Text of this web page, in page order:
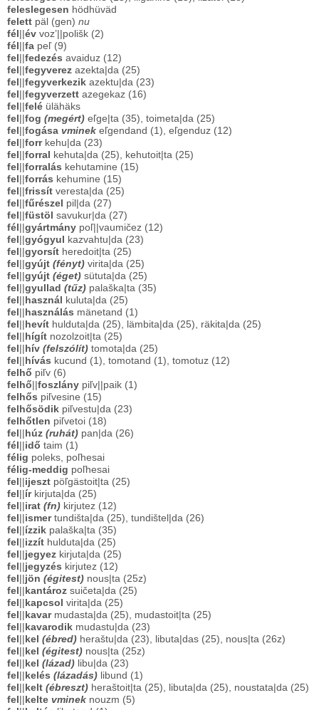
feleslegesen hödhüväd
felett päl (gen) nu
fél
év voz’||polišk (2)
fél
fa peľ (9)
fel
fedezés avaiduz (12)
fel
fegyverez azekta|da (25)
fel
fegyverkezik azektu|da (23)
fel
fegyverzett azegekaz (16)
fel
felé ülähäks
fel
fog (megért) eľge|ta (35), toimeta|da (25)
fel
fogása vminek eľgendand (1), eľgenduz (12)
fel
forr kehu|da (23)
fel
forral
kehuta|da (25), kehutoit|ta (25)
fel
forralás kehutamine (15)
fel
forrás kehumine (15)
fel
frissít veresta|da (25)
fel
fűrészel pil|da (27)
fel
füstöl savukur|da (27)
fél
gyártmány poľ||vaumičez (12)
fel
gyógyul
kazvahtu|da (23)
fel
gyorsít heredoit|ta (25)
fel
gyújt (fényt) virita|da (25)
fel
gyújt (éget) sütuta|da (25)
fel
gyullad (tűz) palaška|ta (35)
fel
használ
kuluta|da (25)
fel
használás mänetand (1)
fel
hevít hulduta|da (25), lämbita|da (25), räkita|da (25)
fel
hígít nozolzoit|ta (25)
fel
hív (felszólít) tomota|da (25)
fel
hívás kucund (1), tomotand (1), tomotuz (12)
felhő piľv (6)
felhő foszlány piľv||paik (1)
felhős piľvesine (15)
felhősödik piľvestu|da (23)
felhőtlen piľvetoi (18)
fel
húz (ruhát) pan|da (26)
fél
idő taim (1)
félig poleks, poľhesai
félig-meddig poľhesai
fel
ijeszt pöľgästoit|ta (25)
fel
ír kirjuta|da (25)
fel
irat (fn) kirjutez (12)
fel
ismer tundišta|da (25), tundištel|da (26)
fel
ízzik palaška|ta (35)
fel
izzít hulduta|da (25)
fel
jegyez kirjuta|da (25)
fel
jegyzés kirjutez (12)
fel
jön (égitest) nous|ta (25z)
fel
kantároz suičeta|da (25)
fel
kapcsol virita|da (25)
fel
kavar mudasta|da (25), mudastoit|ta (25)
fel
kavarodik mudastu|da (23)
fel
kel (ébred) heraštu|da (23), libuta|das (25), nous|ta (26z)
fel
kel (égitest) nous|ta (25z)
fel
kel (lázad) libu|da (23)
fel
kelés (lázadás) libund (1)
fel
kelt (ébreszt) heraštoit|ta (25), libuta|da (25), noustata|da (25)
fel
kelte vminek nouzm (5)